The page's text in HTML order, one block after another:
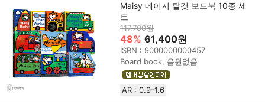
Maisy 메이지 탈것 보드북 10종 세
트
117,700원
48% 61,400원
ISBN : 9000000000457
Board book, 음원없음
AR : 0.9-1.6